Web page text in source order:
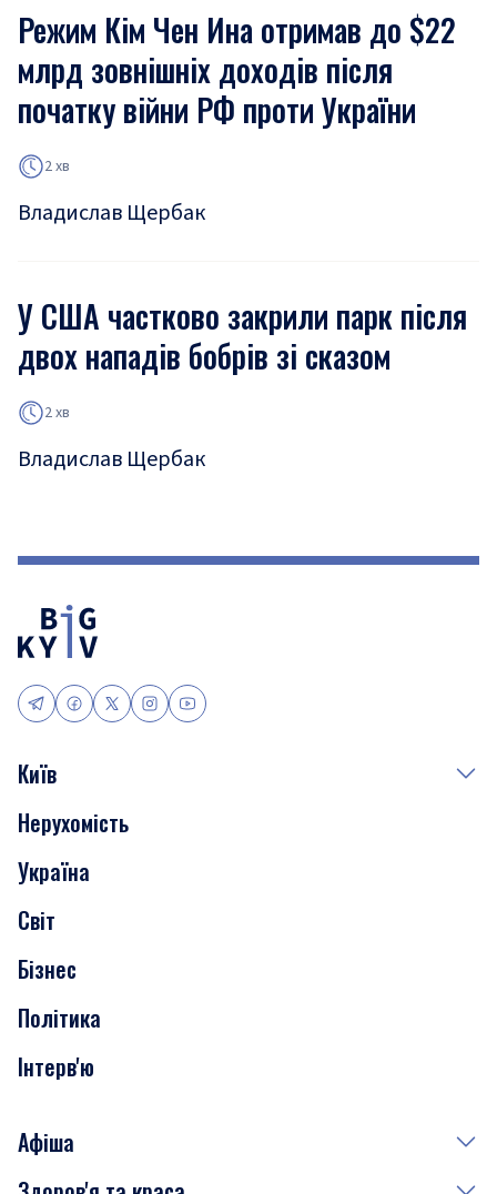
Режим Кім Чен Ина отримав до $22
млрд зовнішніх доходів після
початку війни РФ проти України
2 хв
Владислав Щербак
У США частково закрили парк після
двох нападів бобрів зі сказом
2 хв
Владислав Щербак
Київ
Події
Скандали
Нерухомість
Транспорт
Нерухомість
Україна
Світ
Бізнес
Політика
Інтерв'ю
Афіша